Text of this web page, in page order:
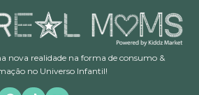
nova realidade na forma de consumo &
no Universo Infantil!